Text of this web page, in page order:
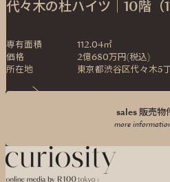
代々木の杜ハイツ｜10階（
専有面積
112.04㎡
価格
2億680万円(税込)
所在地
東京都渋谷区代々木5
sales 販売物
more